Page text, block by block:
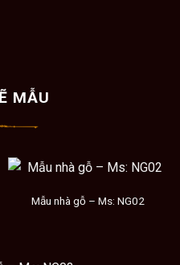
MẪU
Mẫu nhà gỗ – Ms: NG02